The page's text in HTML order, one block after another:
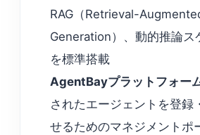
RAG（Retrieval-
Generation）、動的推論ス
を標準搭載
AgentBayプラットフォー
されたエージェントを登録
せるためのマネジメントポ